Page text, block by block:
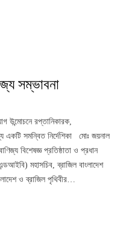
সম্ভাবনা
উন্মোচনে রপ্তানিকারক,
একটি সমন্বিত নির্দেশিকা মোঃ জয়নাল
বিশেষজ্ঞ প্রতিষ্ঠাতা ও প্রধান
মহাসচিব, ব্রাজিল বাংলাদেশ
ও ব্রাজিল পৃথিবীর…